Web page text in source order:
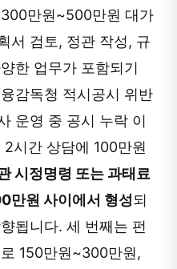
만원~500만원 대가
서 검토, 정관 작성, 규
한 업무가 포함되기
감독청 적시공시 위반
운영 중 공시 누락 이
시간 상담에 100만원
시정명령 또는 과태료
만원 사이에서 형성되
됩니다. 세 번째는 펀
150만원~300만원,